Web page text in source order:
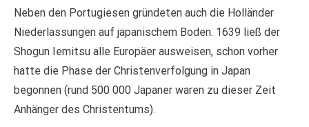
Neben den Portugiesen gründeten auch die Holländer
Niederlassungen auf japanischem Boden. 1639 ließ der
Shogun Iemitsu alle Europäer ausweisen, schon vorher
hatte die Phase der Christenverfolgung in Japan
begonnen (rund 500 000 Japaner waren zu dieser Zeit
Anhänger des Christentums).